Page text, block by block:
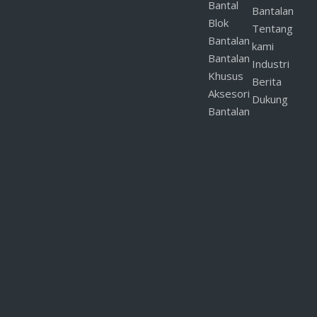
Pemasok Bantalan SKF
Bantal
Blok
Bantalan
Bantalan
Khusus
Aksesori
Bantalan
Bantalan
Tentang
kami
Industri
Berita
Dukung